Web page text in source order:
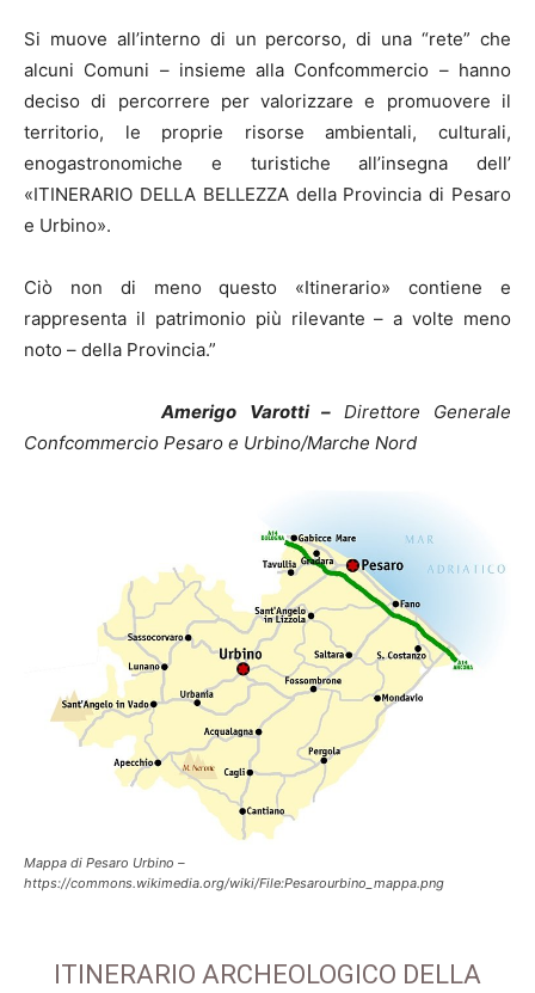
Si muove all’interno di un percorso, di una “rete” che
alcuni Comuni – insieme alla Confcommercio – hanno
deciso di percorrere per valorizzare e promuovere il
territorio, le proprie risorse ambientali, culturali,
enogastronomiche e turistiche all’insegna dell’
«ITINERARIO DELLA BELLEZZA della Provincia di Pesaro
e Urbino».
Ciò non di meno questo «Itinerario» contiene e
rappresenta il patrimonio più rilevante – a volte meno
noto – della Provincia.”
Amerigo Varotti – Direttore Generale
Confcommercio Pesaro e Urbino/Marche Nord
Mappa di Pesaro Urbino –
https://commons.wikimedia.org/wiki/File:Pesarourbino_mappa.png
ITINERARIO ARCHEOLOGICO DELLA